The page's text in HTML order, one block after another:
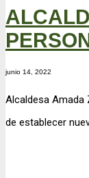
junio 14, 2022
Alcaldesa Amada
de establecer